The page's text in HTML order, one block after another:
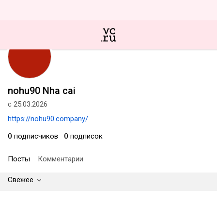
nohu90 Nha cai
с 25.03.2026
https://nohu90.company/
0 подписчиков 0 подписок
Посты Комментарии
Свежее